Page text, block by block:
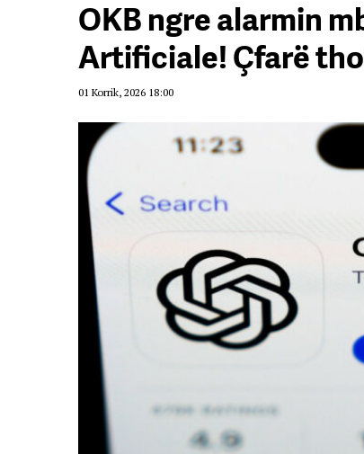
OKB ngre alarmin
Artificiale! Çfarë
01 Korrik, 2026 18:00